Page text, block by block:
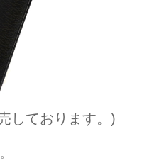
しております。)